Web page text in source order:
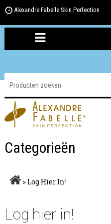
Alexandre Fabelle Skin Perfection
Categorieën
>Log Hier In!
Log hier in!